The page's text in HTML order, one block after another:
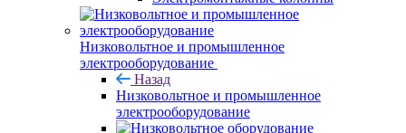
Низковольтное и промышленное
электрооборудование
Назад
Низковольтное и промышленное
электрооборудование